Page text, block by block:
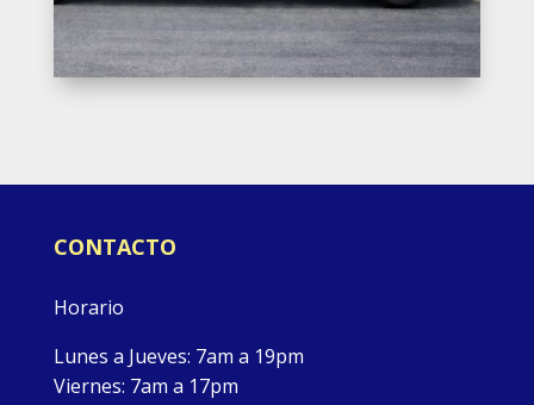
CONTACTO
Horario
Lunes a Jueves: 7am a 19pm
Viernes: 7am a 17pm